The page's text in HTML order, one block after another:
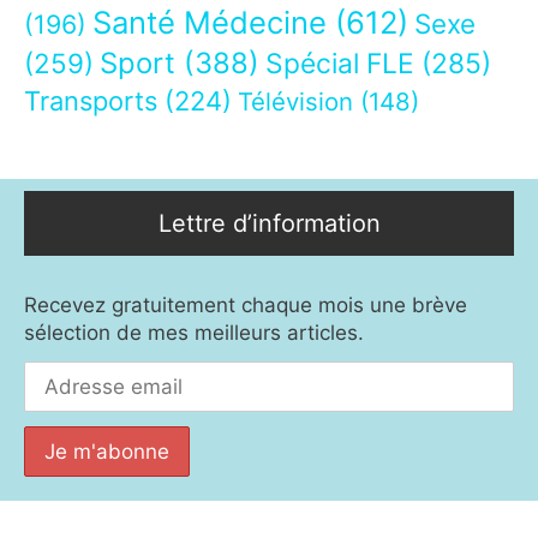
(196) Santé Médecine (612) Sexe
(259) Sport (388) Spécial FLE (285)
Transports (224) Télévision (148)
Lettre d’information
Recevez gratuitement chaque mois une brève
sélection de mes meilleurs articles.